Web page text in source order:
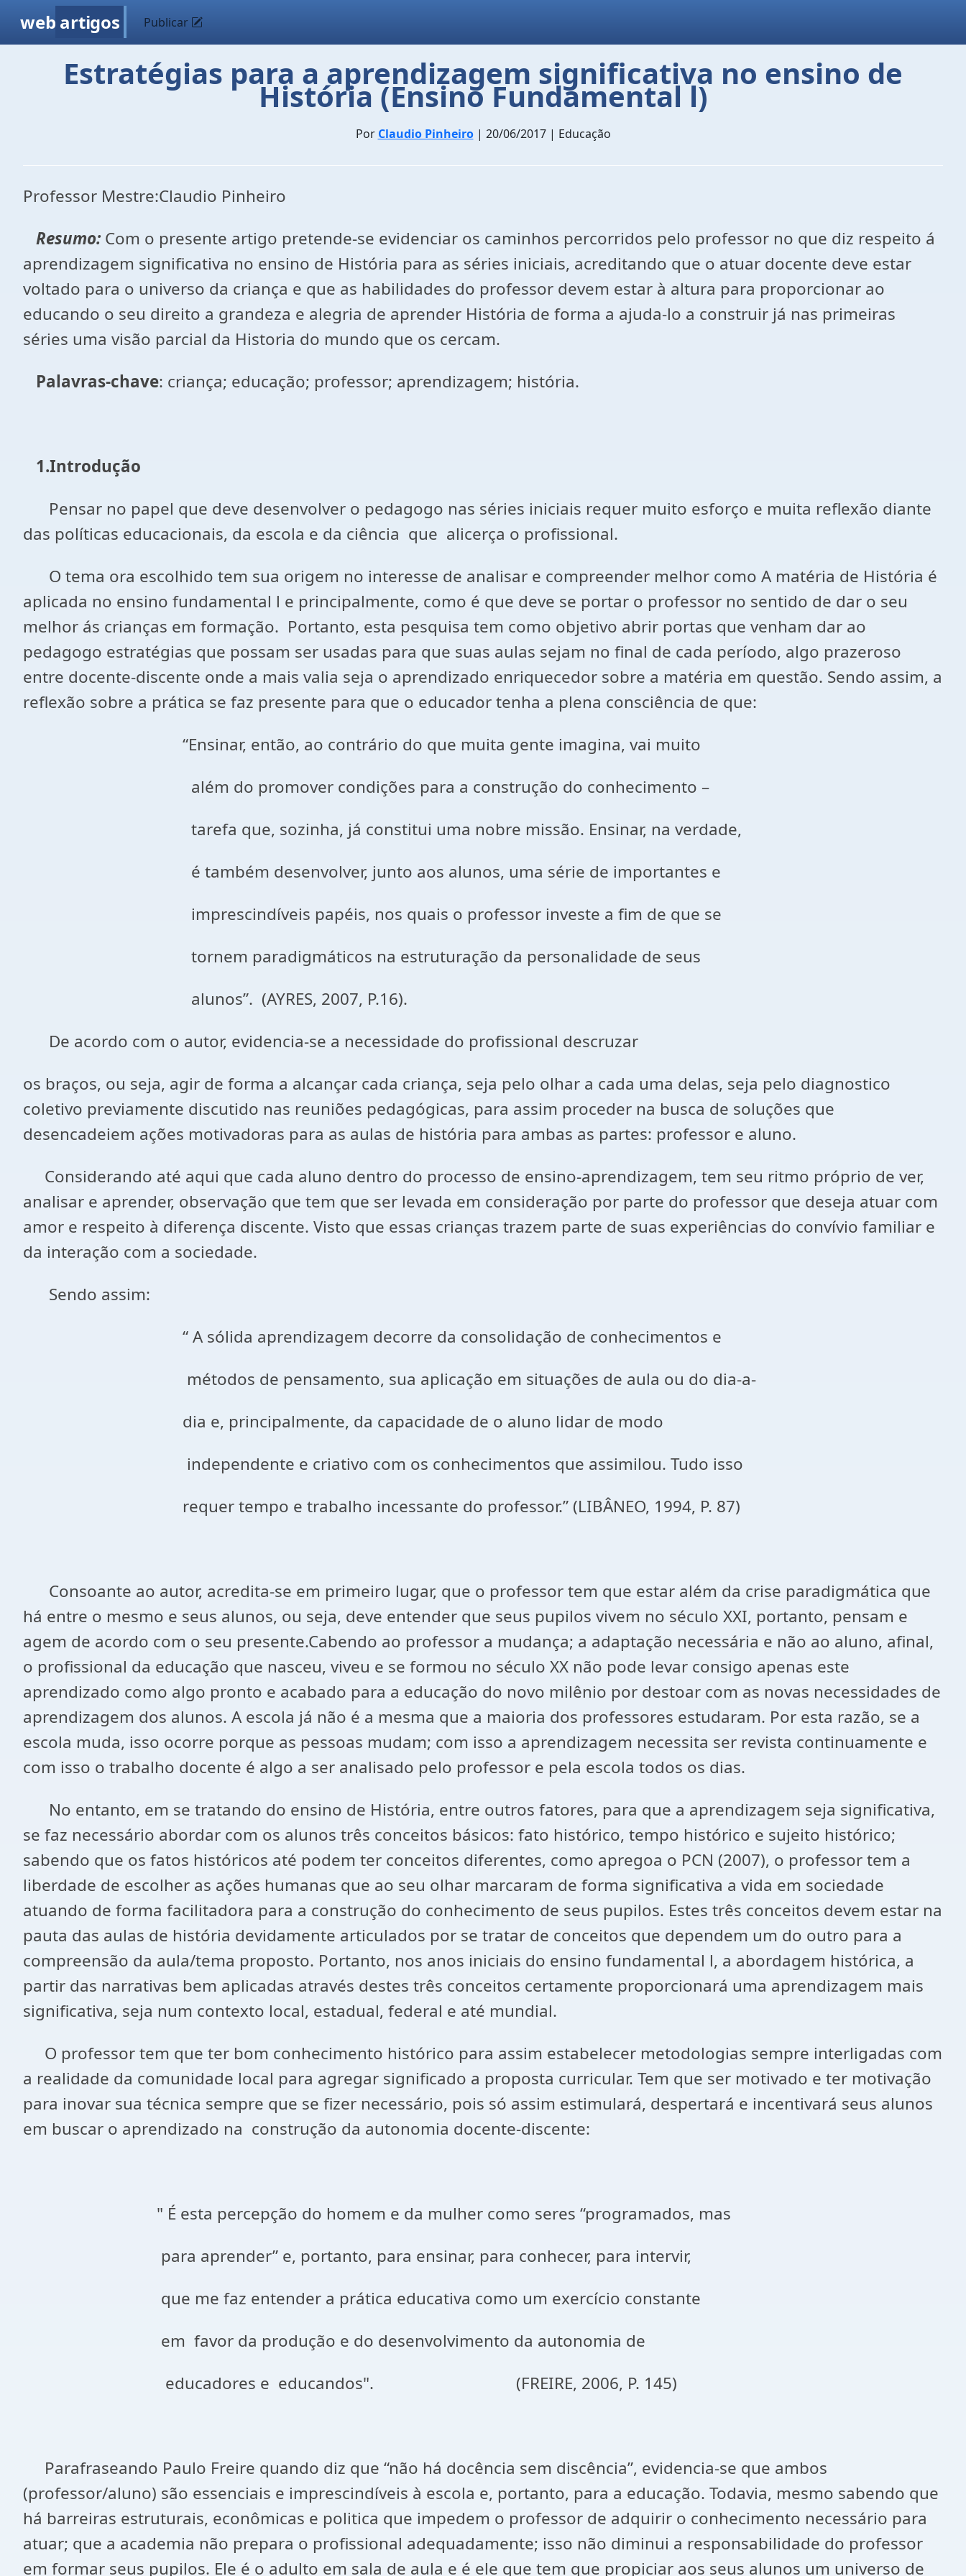
web artigos Publicar
Estratégias para a aprendizagem significativa no ensino de
História (Ensino Fundamental l)
Por Claudio Pinheiro| 20/06/2017 | Educação
Professor Mestre:Claudio Pinheiro
Resumo: Com o presente artigo pretende-se evidenciar os caminhos percorridos pelo professor no que diz respeito á
aprendizagem significativa no ensino de História para as séries iniciais, acreditando que o atuar docente deve estar
voltado para o universo da criança e que as habilidades do professor devem estar à altura para proporcionar ao
educando o seu direito a grandeza e alegria de aprender História de forma a ajuda-lo a construir já nas primeiras
séries uma visão parcial da Historia do mundo que os cercam.
Palavras-chave: criança; educação; professor; aprendizagem; história.
1.Introdução
Pensar no papel que deve desenvolver o pedagogo nas séries iniciais requer muito esforço e muita reflexão diante
das políticas educacionais, da escola e da ciência que alicerça o profissional.
O tema ora escolhido tem sua origem no interesse de analisar e compreender melhor como A matéria de História é
aplicada no ensino fundamental l e principalmente, como é que deve se portar o professor no sentido de dar o seu
melhor ás crianças em formação. Portanto, esta pesquisa tem como objetivo abrir portas que venham dar ao
pedagogo estratégias que possam ser usadas para que suas aulas sejam no final de cada período, algo prazeroso
entre docente-discente onde a mais valia seja o aprendizado enriquecedor sobre a matéria em questão. Sendo assim, a
reflexão sobre a prática se faz presente para que o educador tenha a plena consciência de que:
“Ensinar, então, ao contrário do que muita gente imagina, vai muito
além do promover condições para a construção do conhecimento –
tarefa que, sozinha, já constitui uma nobre missão. Ensinar, na verdade,
é também desenvolver, junto aos alunos, uma série de importantes e
imprescindíveis papéis, nos quais o professor investe a fim de que se
tornem paradigmáticos na estruturação da personalidade de seus
alunos”. (AYRES, 2007, P.16).
De acordo com o autor, evidencia-se a necessidade do profissional descruzar
os braços, ou seja, agir de forma a alcançar cada criança, seja pelo olhar a cada uma delas, seja pelo diagnostico
coletivo previamente discutido nas reuniões pedagógicas, para assim proceder na busca de soluções que
desencadeiem ações motivadoras para as aulas de história para ambas as partes: professor e aluno.
Considerando até aqui que cada aluno dentro do processo de ensino-aprendizagem, tem seu ritmo próprio de ver,
analisar e aprender, observação que tem que ser levada em consideração por parte do professor que deseja atuar com
amor e respeito à diferença discente. Visto que essas crianças trazem parte de suas experiências do convívio familiar e
da interação com a sociedade.
Sendo assim:
“ A sólida aprendizagem decorre da consolidação de conhecimentos e
métodos de pensamento, sua aplicação em situações de aula ou do dia-a-
dia e, principalmente, da capacidade de o aluno lidar de modo
independente e criativo com os conhecimentos que assimilou. Tudo isso
requer tempo e trabalho incessante do professor.” (LIBÂNEO, 1994, P. 87)
Consoante ao autor, acredita-se em primeiro lugar, que o professor tem que estar além da crise paradigmática que
há entre o mesmo e seus alunos, ou seja, deve entender que seus pupilos vivem no século XXI, portanto, pensam e
agem de acordo com o seu presente.Cabendo ao professor a mudança; a adaptação necessária e não ao aluno, afinal,
o profissional da educação que nasceu, viveu e se formou no século XX não pode levar consigo apenas este
aprendizado como algo pronto e acabado para a educação do novo milênio por destoar com as novas necessidades de
aprendizagem dos alunos. A escola já não é a mesma que a maioria dos professores estudaram. Por esta razão, se a
escola muda, isso ocorre porque as pessoas mudam; com isso a aprendizagem necessita ser revista continuamente e
com isso o trabalho docente é algo a ser analisado pelo professor e pela escola todos os dias.
No entanto, em se tratando do ensino de História, entre outros fatores, para que a aprendizagem seja significativa,
se faz necessário abordar com os alunos três conceitos básicos: fato histórico, tempo histórico e sujeito histórico;
sabendo que os fatos históricos até podem ter conceitos diferentes, como apregoa o PCN (2007), o professor tem a
liberdade de escolher as ações humanas que ao seu olhar marcaram de forma significativa a vida em sociedade
atuando de forma facilitadora para a construção do conhecimento de seus pupilos. Estes três conceitos devem estar na
pauta das aulas de história devidamente articulados por se tratar de conceitos que dependem um do outro para a
compreensão da aula/tema proposto. Portanto, nos anos iniciais do ensino fundamental l, a abordagem histórica, a
partir das narrativas bem aplicadas através destes três conceitos certamente proporcionará uma aprendizagem mais
significativa, seja num contexto local, estadual, federal e até mundial.
O professor tem que ter bom conhecimento histórico para assim estabelecer metodologias sempre interligadas com
a realidade da comunidade local para agregar significado a proposta curricular. Tem que ser motivado e ter motivação
para inovar sua técnica sempre que se fizer necessário, pois só assim estimulará, despertará e incentivará seus alunos
em buscar o aprendizado na construção da autonomia docente-discente:
" É esta percepção do homem e da mulher como seres “programados, mas
para aprender” e, portanto, para ensinar, para conhecer, para intervir,
que me faz entender a prática educativa como um exercício constante
em favor da produção e do desenvolvimento da autonomia de
educadores e educandos". (FREIRE, 2006, P. 145)
Parafraseando Paulo Freire quando diz que “não há docência sem discência”, evidencia-se que ambos
(professor/aluno) são essenciais e imprescindíveis à escola e, portanto, para a educação. Todavia, mesmo sabendo que
há barreiras estruturais, econômicas e politica que impedem o professor de adquirir o conhecimento necessário para
atuar; que a academia não prepara o profissional adequadamente; isso não diminui a responsabilidade do professor
em formar seus pupilos. Ele é o adulto em sala de aula e é ele que tem que propiciar aos seus alunos um universo de